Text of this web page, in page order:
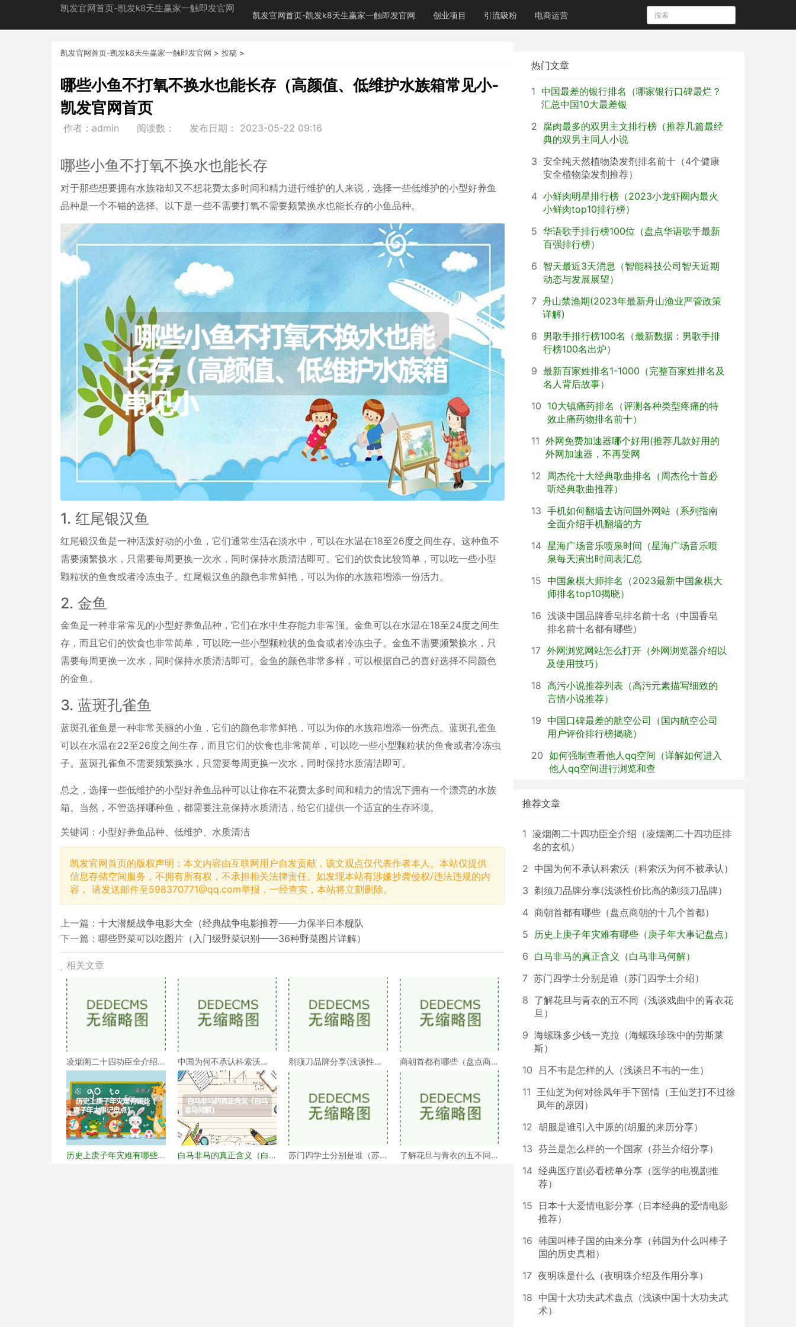
凯发官网首页-凯发k8天生赢家一触即发官网
凯发官网首页-凯发k8天生赢家一触即发官网 创业项目 引流吸粉 电商运营
凯发官网首页-凯发k8天生赢家一触即发官网 > 投稿 >
哪些小鱼不打氧不换水也能长存（高颜值、低维护水族箱常见小-
凯发官网首页
作者：admin 阅读数： 发布日期： 2023-05-22 09:16
哪些小鱼不打氧不换水也能长存
对于那些想要拥有水族箱却又不想花费太多时间和精力进行维护的人来说，选择一些低维护的小型好养鱼
品种是一个不错的选择。以下是一些不需要打氧不需要频繁换水也能长存的小鱼品种。
1. 红尾银汉鱼
红尾银汉鱼是一种活泼好动的小鱼，它们通常生活在淡水中，可以在水温在18至26度之间生存。这种鱼不
需要频繁换水，只需要每周更换一次水，同时保持水质清洁即可。它们的饮食比较简单，可以吃一些小型
颗粒状的鱼食或者冷冻虫子。红尾银汉鱼的颜色非常鲜艳，可以为你的水族箱增添一份活力。
2. 金鱼
金鱼是一种非常常见的小型好养鱼品种，它们在水中生存能力非常强。金鱼可以在水温在18至24度之间生
存，而且它们的饮食也非常简单，可以吃一些小型颗粒状的鱼食或者冷冻虫子。金鱼不需要频繁换水，只
需要每周更换一次水，同时保持水质清洁即可。金鱼的颜色非常多样，可以根据自己的喜好选择不同颜色
的金鱼。
3. 蓝斑孔雀鱼
蓝斑孔雀鱼是一种非常美丽的小鱼，它们的颜色非常鲜艳，可以为你的水族箱增添一份亮点。蓝斑孔雀鱼
可以在水温在22至26度之间生存，而且它们的饮食也非常简单，可以吃一些小型颗粒状的鱼食或者冷冻虫
子。蓝斑孔雀鱼不需要频繁换水，只需要每周更换一次水，同时保持水质清洁即可。
总之，选择一些低维护的小型好养鱼品种可以让你在不花费太多时间和精力的情况下拥有一个漂亮的水族
箱。当然，不管选择哪种鱼，都需要注意保持水质清洁，给它们提供一个适宜的生存环境。
关键词：小型好养鱼品种、低维护、水质清洁
凯发官网首页的版权声明：本文内容由互联网用户自发贡献，该文观点仅代表作者本人。本站仅提供
信息存储空间服务，不拥有所有权，不承担相关法律责任。如发现本站有涉嫌抄袭侵权/违法违规的内
容， 请发送邮件至598370771@qq.com举报，一经查实，本站将立刻删除。
上一篇： 十大潜艇战争电影大全（经典战争电影推荐——力保半日本舰队
下一篇： 哪些野菜可以吃图片（入门级野菜识别——36种野菜图片详解）
相关文章
凌烟阁二十四功臣全介绍
（凌烟阁二十四功臣排
中国为何不承认科索沃
（科索沃为何不被承认）
剃须刀品牌分享(浅谈性价
比高的剃须刀品牌）
商朝首都有哪些（盘点商
朝的十几个首都）
历史上庚子年灾难有哪些
白马非马的真正含义（白
苏门四学士分别是谁（苏
了解花旦与青衣的五不同
热门文章
1 中国最差的银行排名（哪家银行口碑最烂？
汇总中国10大最差银
2 腐肉最多的双男主文排行榜（推荐几篇最经
典的双男主同人小说
3 安全纯天然植物染发剂排名前十（4个健康
安全植物染发剂推荐）
4 小鲜肉明星排行榜（2023小龙虾圈内最火
小鲜肉top10排行榜）
5 华语歌手排行榜100位（盘点华语歌手最新
百强排行榜）
6 智天最近3天消息（智能科技公司智天近期
动态与发展展望）
7 舟山禁渔期(2023年最新舟山渔业严管政策
详解)
8 男歌手排行榜100名（最新数据：男歌手排
行榜100名出炉）
9 最新百家姓排名1-1000（完整百家姓排名及
名人背后故事）
10 10大镇痛药排名（评测各种类型疼痛的特
效止痛药物排名前十）
11 外网免费加速器哪个好用(推荐几款好用的
外网加速器，不再受网
12 周杰伦十大经典歌曲排名（周杰伦十首必
听经典歌曲推荐）
13 手机如何翻墙去访问国外网站（系列指南
全面介绍手机翻墙的方
14 星海广场音乐喷泉时间（星海广场音乐喷
泉每天演出时间表汇总
15 中国象棋大师排名（2023最新中国象棋大
师排名top10揭晓）
16 浅谈中国品牌香皂排名前十名（中国香皂
排名前十名都有哪些）
17 外网浏览网站怎么打开（外网浏览器介绍以
及使用技巧）
18 高污小说推荐列表（高污元素描写细致的
言情小说推荐）
19 中国口碑最差的航空公司（国内航空公司
用户评价排行榜揭晓）
20 如何强制查看他人qq空间（详解如何进入
他人qq空间进行浏览和查
推荐文章
1 凌烟阁二十四功臣全介绍（凌烟阁二十四功臣排
名的玄机）
2 中国为何不承认科索沃（科索沃为何不被承认）
3 剃须刀品牌分享(浅谈性价比高的剃须刀品牌）
4 商朝首都有哪些（盘点商朝的十几个首都）
5 历史上庚子年灾难有哪些（庚子年大事记盘点）
6 白马非马的真正含义（白马非马何解）
7 苏门四学士分别是谁（苏门四学士介绍）
8 了解花旦与青衣的五不同（浅谈戏曲中的青衣花
旦）
9 海螺珠多少钱一克拉（海螺珠珍珠中的劳斯莱
斯）
10
吕不韦是怎样的人（浅谈吕不韦的一生）
11 王仙芝为何对徐凤年手下留情（王仙芝打不过徐
凤年的原因）
12 胡服是谁引入中原的(胡服的来历分享）
13 芬兰是怎么样的一个国家（芬兰介绍分享）
14 经典医疗剧必看榜单分享（医学的电视剧推
荐）
15
日本十大爱情电影分享（日本经典的爱情电影
推荐）
16 韩国叫棒子国的由来分享（韩国为什么叫棒子
国的历史真相）
17 夜明珠是什么（夜明珠介绍及作用分享）
18 中国十大功夫武术盘点（浅谈中国十大功夫武
术）